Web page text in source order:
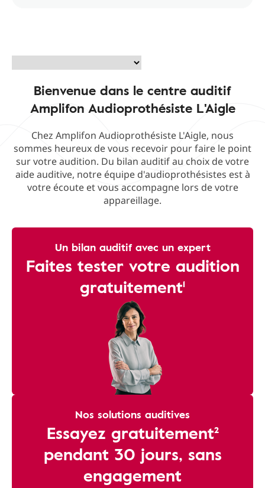
Bienvenue dans le centre auditif
Amplifon Audioprothésiste L'Aigle
Chez Amplifon Audioprothésiste L'Aigle, nous
sommes heureux de vous recevoir pour faire le point
sur votre audition. Du bilan auditif au choix de votre
aide auditive, notre équipe d'audioprothésistes est à
votre écoute et vous accompagne lors de votre
appareillage.
Un bilan auditif avec un expert
Faites tester votre audition
gratuitement¹
Nos solutions auditives
Essayez gratuitement²
pendant 30 jours, sans
engagement